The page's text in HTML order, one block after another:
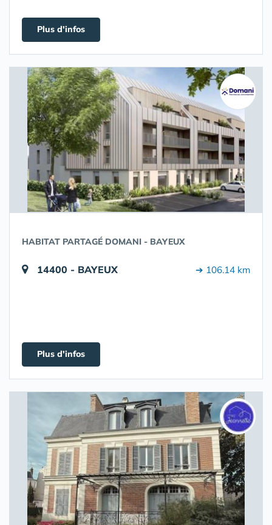
Plus d'infos
HABITAT PARTAGÉ DOMANI - BAYEUX
14400 - BAYEUX ➔ 106.14 km
Plus d'infos